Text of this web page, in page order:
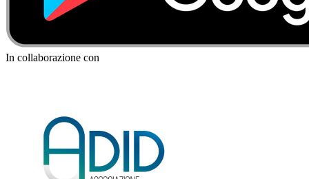
In collaborazione con